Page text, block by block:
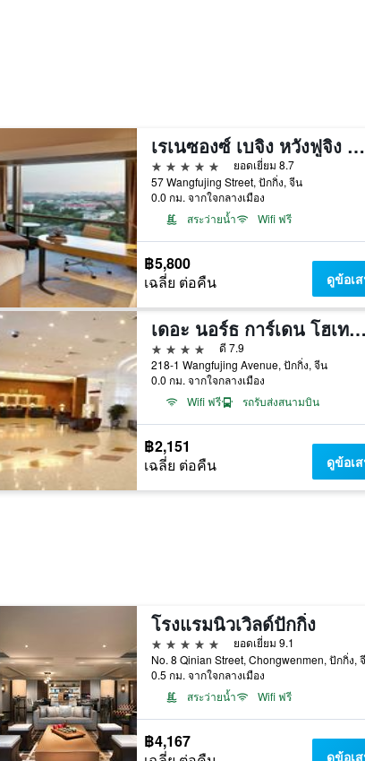
เรเนซองซ์ เบจิง หวังฟูจิง โฮเทล
5 ดาว
ยอดเยี่ยม 8.7
57 Wangfujing Street, ปักกิ่ง, จีน
0.0 กม. จากใจกลางเมือง
สระว่ายน้ำ
Wifi ฟรี
฿5,800
เฉลี่ย ต่อคืน ดูข้อเ
เดอะ นอร์ธ การ์เดน โฮเทล ปักกิ่ง หวังฝูจิ่ง
4 ดาว
ดี 7.9
218-1 Wangfujing Avenue, ปักกิ่ง, จีน
0.0 กม. จากใจกลางเมือง
Wifi ฟรี
รถรับส่งสนามบิน
฿2,151
เฉลี่ย ต่อคืน ดูข้อเ
โรงแรมนิวเวิลด์ปักกิ่ง
5 ดาว
ยอดเยี่ยม 9.1
No. 8 Qinian Street, Chongwenmen, ปักกิ่ง,
0.5 กม. จากใจกลางเมือง
สระว่ายน้ำ
Wifi ฟรี
฿4,167
ดูข้อเ